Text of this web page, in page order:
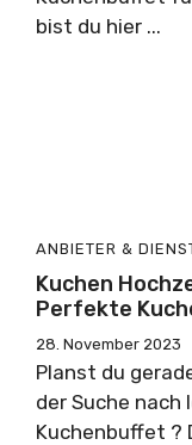
bist du hier ...
ANBIETER &
Kuchen
Perfekte
28. November 2023
Planst du
der Suche
Kuchenbuffet ?